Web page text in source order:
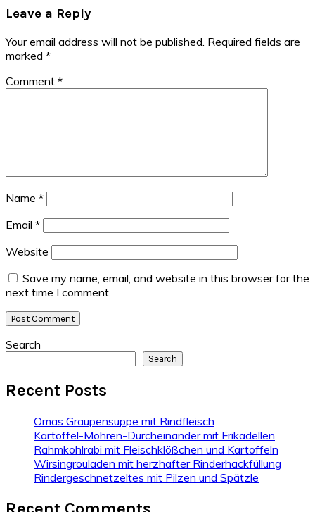
Interactions
Leave a Reply
Your email address will not be published. Required fields are
marked *
Comment *
Name *
Email *
Website
Save my name, email, and website in this browser for the
next time I comment.
Primary
Sidebar
Search
Search
Recent Posts
Omas Graupensuppe mit Rindfleisch
Kartoffel-Möhren-Durcheinander mit Frikadellen
Rahmkohlrabi mit Fleischklößchen und Kartoffeln
Wirsingrouladen mit herzhafter Rinderhackfüllung
Rindergeschnetzeltes mit Pilzen und Spätzle